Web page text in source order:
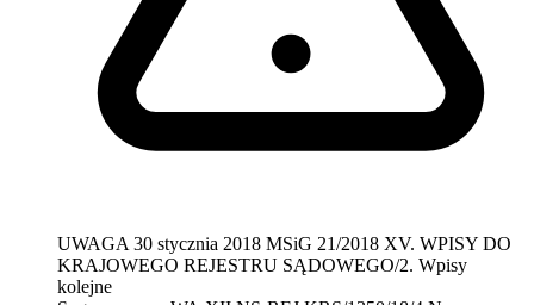
UWAGA 30 stycznia 2018 MSiG 21/2018 XV. WPISY DO
KRAJOWEGO REJESTRU SĄDOWEGO/2. Wpisy
kolejne